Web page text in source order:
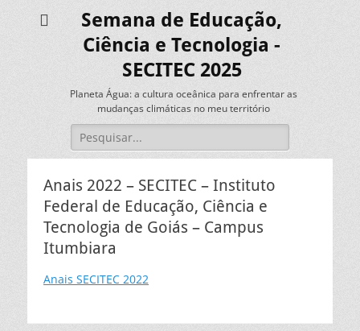
Semana de Educação,
Ciência e Tecnologia -
SECITEC 2025
Planeta Água: a cultura oceânica para enfrentar as
mudanças climáticas no meu território
Pesquisar
por:
Anais 2022 – SECITEC – Instituto
Federal de Educação, Ciência e
Tecnologia de Goiás – Campus
Itumbiara
Anais SECITEC 2022